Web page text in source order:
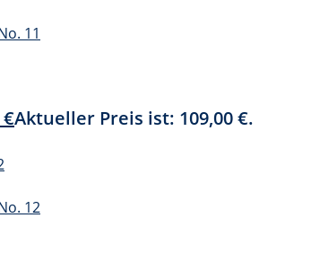
€Aktueller Preis ist: 109,00 €.